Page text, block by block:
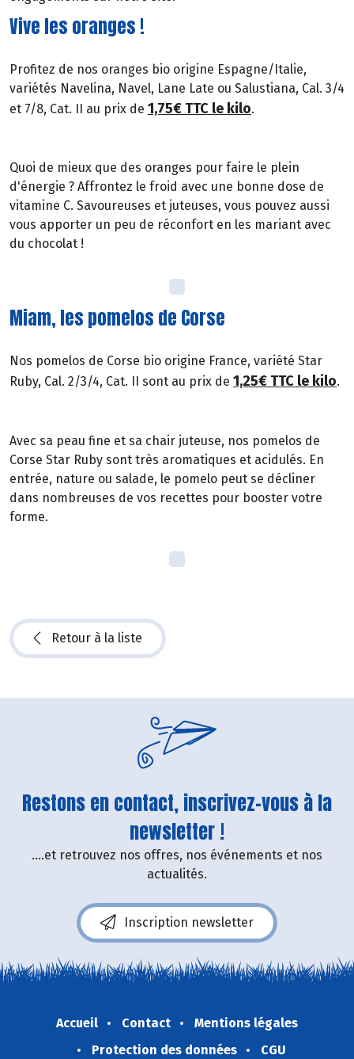
Vive les oranges !
Profitez de nos oranges bio origine Espagne/Italie,
variétés Navelina, Navel, Lane Late ou Salustiana, Cal. 3/4
et 7/8, Cat. II au prix de 1,75€ TTC le kilo.
Quoi de mieux que des oranges pour faire le plein
d'énergie ? Affrontez le froid avec une bonne dose de
vitamine C. Savoureuses et juteuses, vous pouvez aussi
vous apporter un peu de réconfort en les mariant avec
du chocolat !
Miam, les pomelos de Corse
Nos pomelos de Corse bio origine France, variété Star
Ruby, Cal. 2/3/4, Cat. II sont au prix de 1,25€ TTC le kilo.
Avec sa peau fine et sa chair juteuse, nos pomelos de
Corse Star Ruby sont très aromatiques et acidulés. En
entrée, nature ou salade, le pomelo peut se décliner
dans nombreuses de vos recettes pour booster votre
forme.
Retour à la liste
Restons en contact, inscrivez-vous à la
newsletter !
....et retrouvez nos offres, nos événements et nos
actualités.
Inscription newsletter
Accueil Contact
Mentions légales
Protection des données
CGU